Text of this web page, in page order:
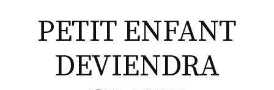
contenuPETIT ENFANT
DEVIENDRA